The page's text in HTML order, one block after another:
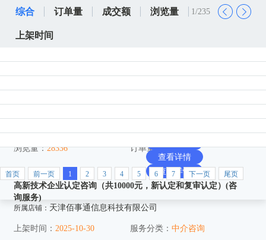
中介咨询
创意设计与制造
产品研发
京津冀创新券
1/235
综合 订单量 成交额 浏览量
上架时间
所属店铺：天津佰事通信息科技有限公司
浏览量：28336 订单量：227
高新技术企业认定咨询（共10000元，新认定和复审认定）(咨
询服务)
所属店铺： 天津佰事通信息科技有限公司
上架时间： 2025-10-30 服务分类： 中介咨询
查看详情
查看详情
首页 前一页 1 2 3 4 5 6 7 下一页 尾页